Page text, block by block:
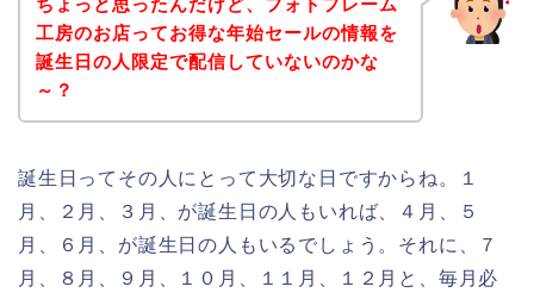
ちょっと思ったんだけど、フォトフレーム
工房のお店ってお得な年始セールの情報を
誕生日の人限定で配信していないのかな
～？
誕生日ってその人にとって大切な日ですからね。１
月、２月、３月、が誕生日の人もいれば、４月、５
月、６月、が誕生日の人もいるでしょう。それに、７
月、８月、９月、１０月、１１月、１２月と、毎月必